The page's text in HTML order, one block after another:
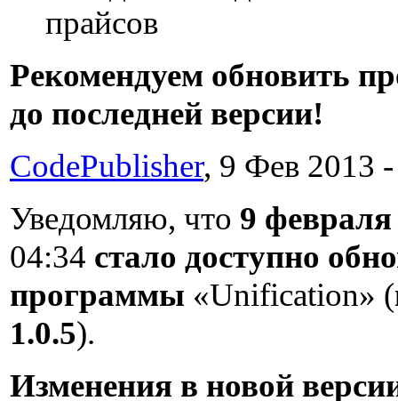
прайсов
Рекомендуем обновить
до последней версии!
CodePublisher, 9 Фев 2013
Уведомляю, что 9 февраля
04:34 стало доступно
программы «Unification» (
1.0.5).
Изменения в новой